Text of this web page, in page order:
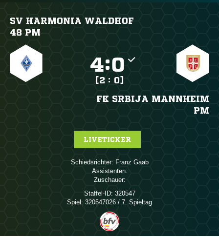
SV HARMONIA WALDHOF
48 PM
:
[2 : 0]
FK SRBIJA MANNHEIM
PM
LIVETICKER
Schiedsrichter:  
Assistenten:
Zuschauer:
Staffel-ID: 320547
Spiel: 320547026 / 7. Spieltag